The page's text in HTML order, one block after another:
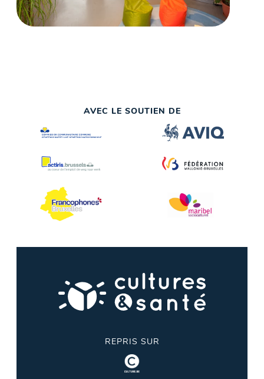
AVEC LE SOUTIEN DE
REPRIS SUR